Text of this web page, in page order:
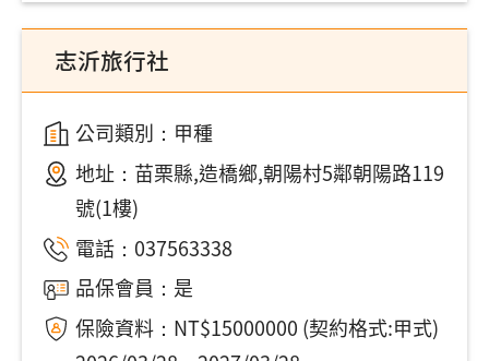
志沂旅行社
公司類別：甲種
地址： 苗栗縣,造橋鄉,朝陽村5鄰朝陽路119
號(1樓)
電話： 037563338
品保會員：是
保險資料：NT$15000000 (契約格式:甲式)